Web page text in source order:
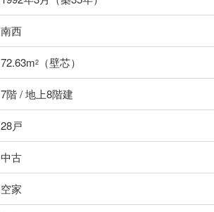
閉じる
南西
72.63m2 （壁芯）
7階 / 地上8階建
28戸
中古
空家